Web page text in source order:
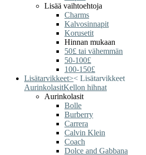
Lisää vaihtoehtoja
Charms
Kalvosinnapit
Korusetit
Hinnan mukaan
50£ tai vähemmän
50-100£
100-150£
Lisätarvikkeet>< Lisätarvikkeet
AurinkolasitKellon hihnat
Aurinkolasit
Bolle
Burberry
Carrera
Calvin Klein
Coach
Dolce and Gabbana